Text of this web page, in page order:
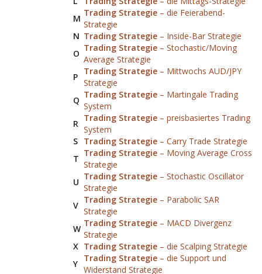
M
Trading Strategie – die Feierabend-
Strategie
N Trading Strategie – Inside-Bar Strategie
O
Trading Strategie – Stochastic/Moving
Average Strategie
P
Trading Strategie – Mittwochs AUD/JPY
Strategie
Q
Trading Strategie – Martingale Trading
System
R
Trading Strategie – preisbasiertes Trading
System
S Trading Strategie – Carry Trade Strategie
T
Trading Strategie – Moving Average Cross
Strategie
U
Trading Strategie – Stochastic Oscillator
Strategie
V
Trading Strategie – Parabolic SAR
Strategie
W
Trading Strategie – MACD Divergenz
Strategie
X Trading Strategie – die Scalping Strategie
Y
Trading Strategie – die Support und
Widerstand Strategie